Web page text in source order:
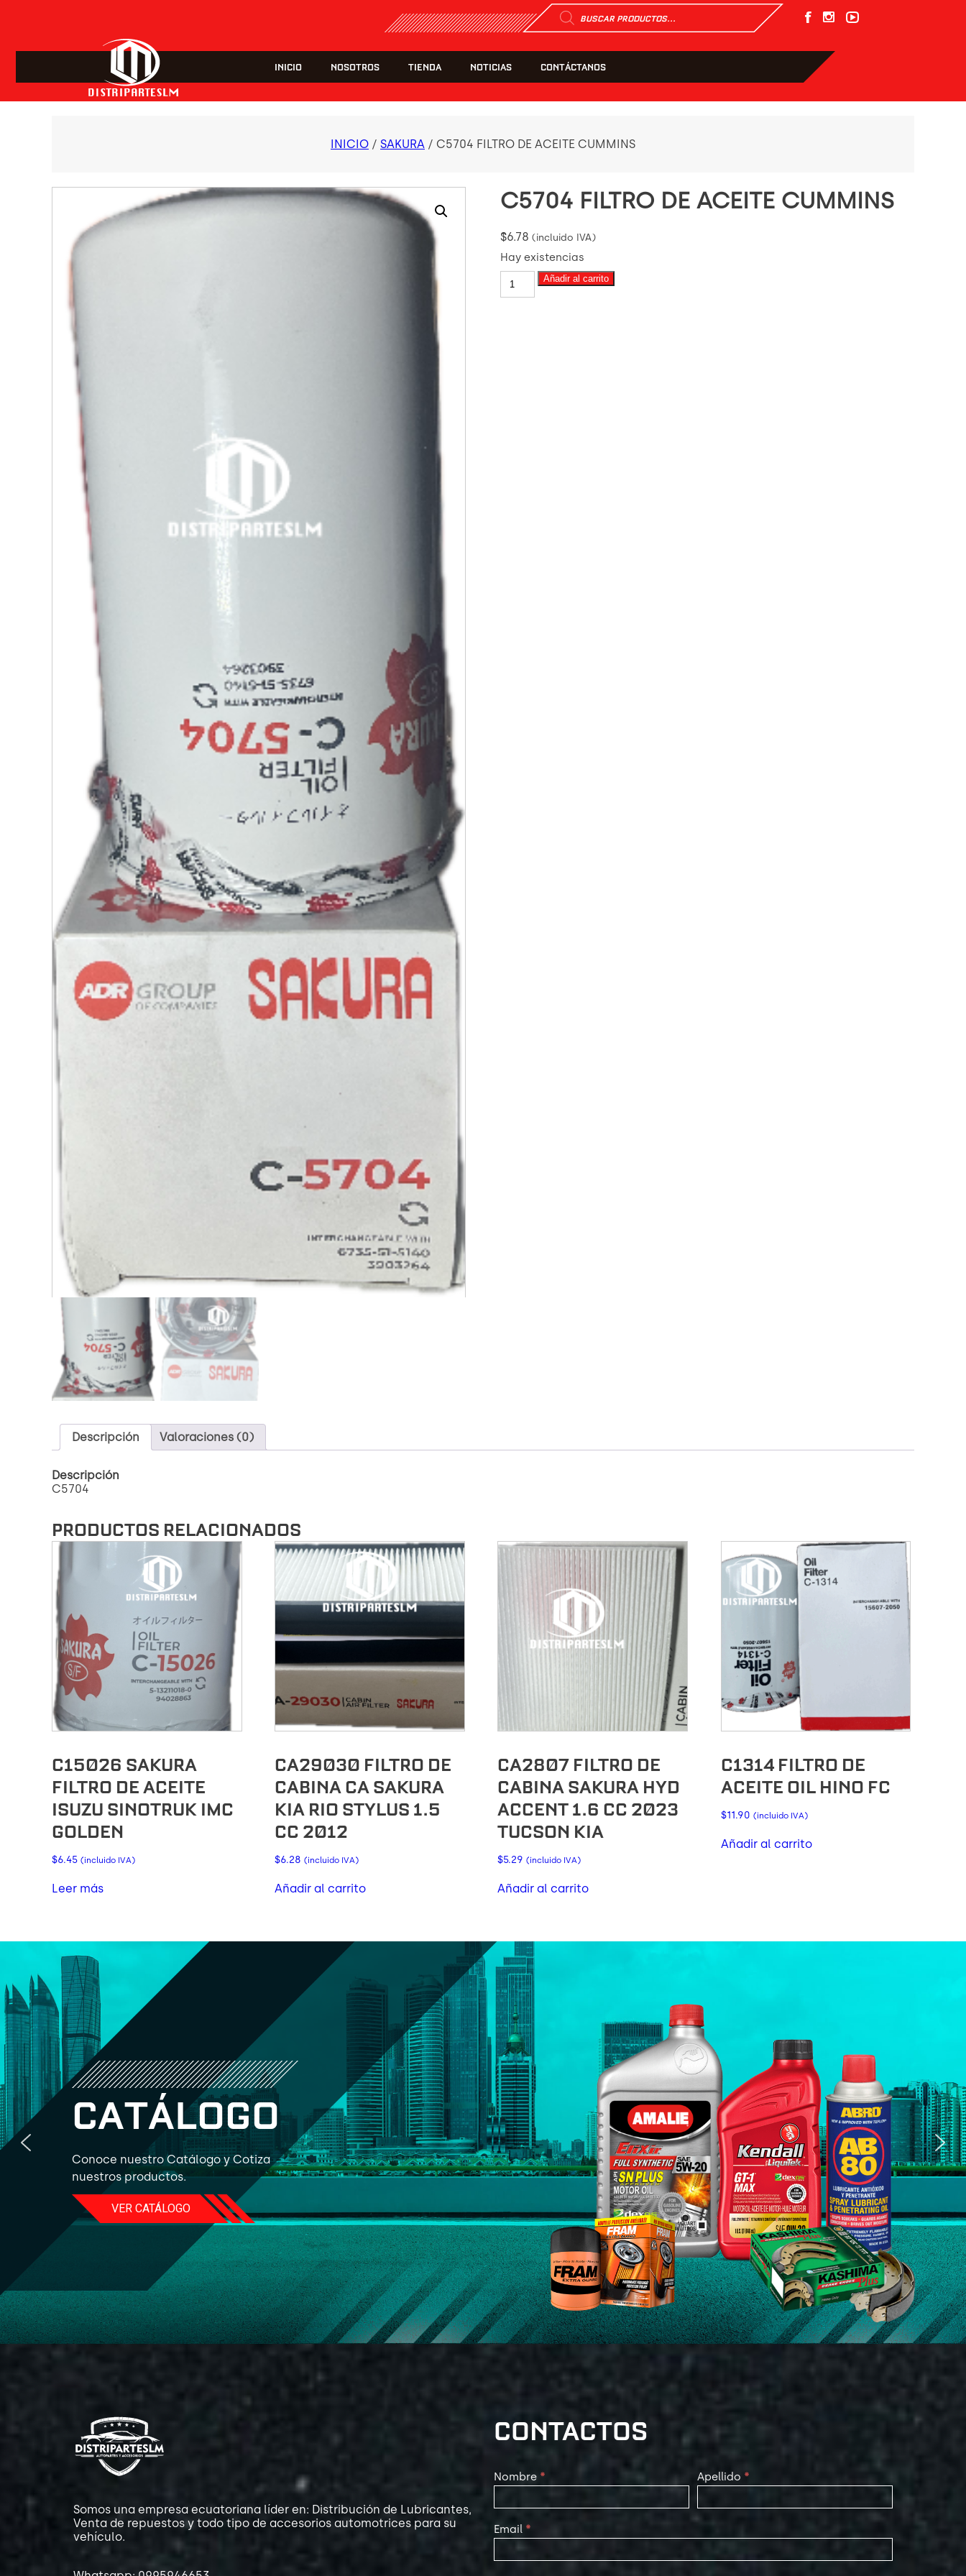
Búsqueda
de
productos
INICIO NOSOTROS TIENDA NOTICIAS CONTÁCTANOS
INICIO / SAKURA / C5704 FILTRO DE ACEITE CUMMINS
C5704 FILTRO DE ACEITE CUMMINS
$6.78 (incluido IVA)
Hay existencias
FILTRO
Añadir al carrito
Descripción Valoraciones (0)
Descripción
C5704
PRODUCTOS RELACIONADOS
C15026 SAKURA
FILTRO DE ACEITE
ISUZU SINOTRUK IMC
GOLDEN
$6.45 (incluido IVA)
Leer más
CA29030 FILTRO DE
CABINA CA SAKURA
KIA RIO STYLUS 1.5
CC 2012
$6.28 (incluido IVA)
Añadir al carrito
CA2807 FILTRO DE
CABINA SAKURA HYD
ACCENT 1.6 CC 2023
TUCSON KIA
$5.29 (incluido IVA)
Añadir al carrito
C1314 FILTRO DE
ACEITE OIL HINO FC
$11.90 (incluido IVA)
Añadir al carrito
CATÁLOGO
Conoce nuestro Catálogo y Cotiza
nuestros productos.
VER CATÁLOGO
Somos una empresa ecuatoriana líder en: Distribución de Lubricantes,
Venta de repuestos y todo tipo de accesorios automotrices para su
vehículo.
CONTACTOS
Contact
Us
Nombre * Apellido *
Email *